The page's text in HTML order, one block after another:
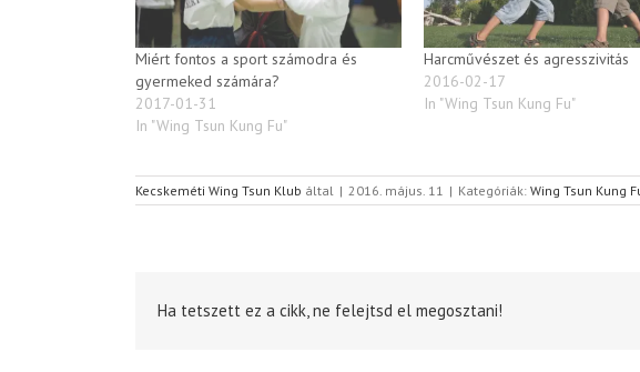
Miért fontos a sport számodra és
gyermeked számára?
2017-01-31
In "Wing Tsun Kung Fu"
Harcművészet és agresszivitás
2016-02-17
In "Wing Tsun Kung Fu"
Kecskeméti Wing Tsun Klub által | 2016. május. 11 | Kategóriák: Wing Tsun Kung
Ha tetszett ez a cikk, ne felejtsd el megosztani!